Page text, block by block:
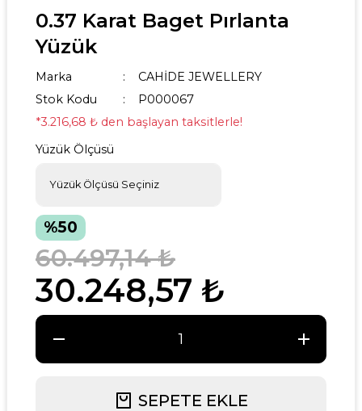
0.37 Karat Baget Pırlanta
Yüzük
Marka
CAHİDE JEWELLERY
Stok Kodu
P000067
*3.216,68 ₺ den başlayan taksitlerle!
Yüzük Ölçüsü
%50
30.248,57 ₺
60.497,14 ₺
SEPETE EKLE